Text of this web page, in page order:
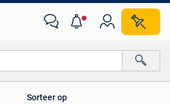
Sorteer op